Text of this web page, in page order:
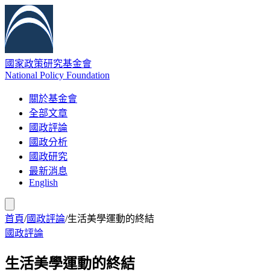
國家政策研究基金會
National Policy Foundation
關於基金會
全部文章
國政評論
國政分析
國政研究
最新消息
English
首頁/國政評論/生活美學運動的終結
國政評論
生活美學運動的終結